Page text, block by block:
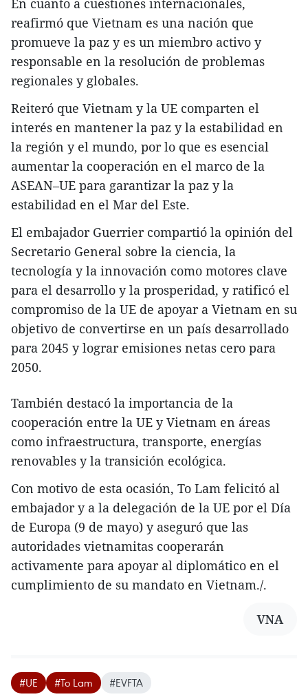
En cuanto a cuestiones internacionales,
reafirmó que Vietnam es una nación que
promueve la paz y es un miembro activo y
responsable en la resolución de problemas
regionales y globales.
Reiteró que Vietnam y la UE comparten el
interés en mantener la paz y la estabilidad en
la región y el mundo, por lo que es esencial
aumentar la cooperación en el marco de la
ASEAN–UE para garantizar la paz y la
estabilidad en el Mar del Este.
El embajador Guerrier compartió la opinión del
Secretario General sobre la ciencia, la
tecnología y la innovación como motores clave
para el desarrollo y la prosperidad, y ratificó el
compromiso de la UE de apoyar a Vietnam en su
objetivo de convertirse en un país desarrollado
para 2045 y lograr emisiones netas cero para
2050.
También destacó la importancia de la
cooperación entre la UE y Vietnam en áreas
como infraestructura, transporte, energías
renovables y la transición ecológica.
Con motivo de esta ocasión, To Lam felicitó al
embajador y a la delegación de la UE por el Día
de Europa (9 de mayo) y aseguró que las
autoridades vietnamitas cooperarán
activamente para apoyar al diplomático en el
cumplimiento de su mandato en Vietnam./.
VNA
#UE #To Lam #EVFTA